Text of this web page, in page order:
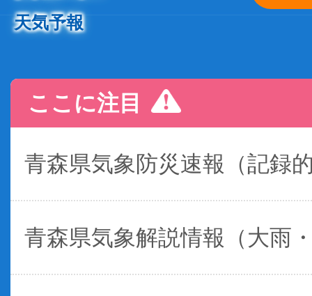
天気予報
ここに注目
青森県気象防災速報（記録
青森県気象解説情報（大雨